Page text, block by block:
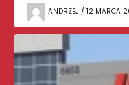
ANDRZEJ / 12 MARCA